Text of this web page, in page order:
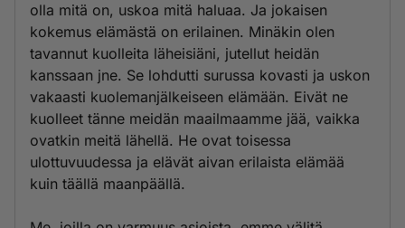
olla mitä on, uskoa mitä haluaa. Ja jokaisen
kokemus elämästä on erilainen. Minäkin olen
tavannut kuolleita läheisiäni, jutellut heidän
kanssaan jne. Se lohdutti surussa kovasti ja uskon
vakaasti kuolemanjälkeiseen elämään. Eivät ne
kuolleet tänne meidän maailmaamme jää, vaikka
ovatkin meitä lähellä. He ovat toisessa
ulottuvuudessa ja elävät aivan erilaista elämää
kuin täällä maanpäällä.